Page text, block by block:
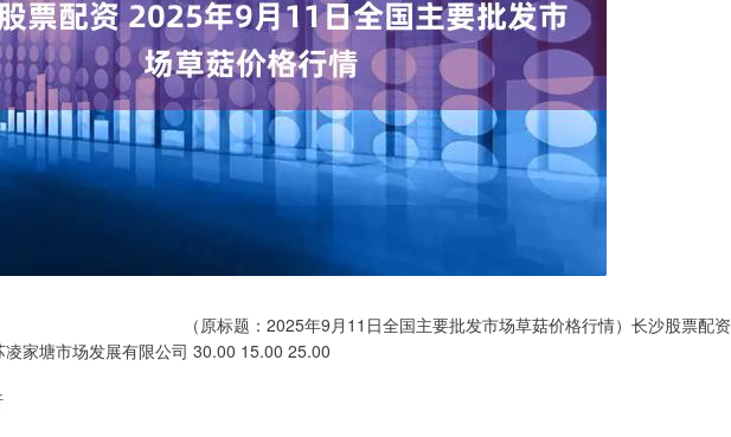
（原标题：2025年9月11日全国主要批发市场草菇价格行情）长沙股票配资
家塘市场发展有限公司 30.00 15.00 25.00